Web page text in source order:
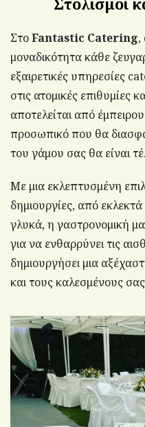
ΣτοFantastic Catering,
μοναδικότητα κάθε
εξαιρετικές υπηρεσίες
στις ατομικές επιθυμίες
αποτελείται από
προσωπικό που θα
του γάμου σας θα είναι
Με μια εκλεπτυσμένη
δημιουργίες, από
γλυκά, η γαστρονομική
για να ενθαρρύνει τις
δημιουργήσει μια
και τους καλεσμένους